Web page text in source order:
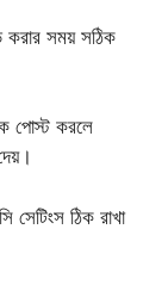
করার সময় সঠিক
পোস্ট করলে
সেটিংস ঠিক রাখা